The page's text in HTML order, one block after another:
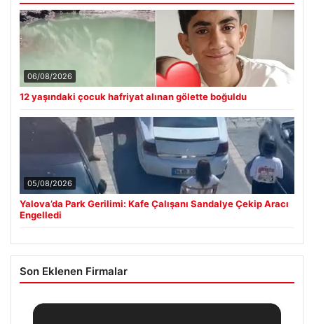
06/08/2026
12 yaşındaki çocuk hafriyat alınan gölette boğuldu
05/08/2026
Yalova’da Park Gerilimi: Kafe Çalışanı Sandalye Çekip Aracı
Engelledi
Son Eklenen Firmalar